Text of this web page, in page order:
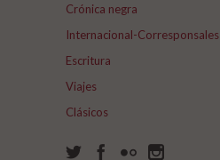
Crónica negra
Internacional-Corresponsales
Escritura
Viajes
Clásicos